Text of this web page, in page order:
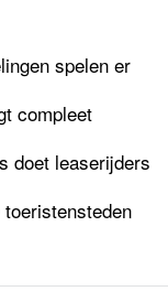
spelen er
compleet
doet leaserijders